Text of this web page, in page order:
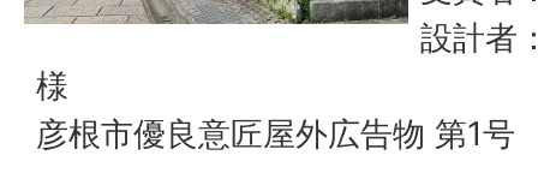
設計者
様
彦根市優良意匠屋外広告物 第1号